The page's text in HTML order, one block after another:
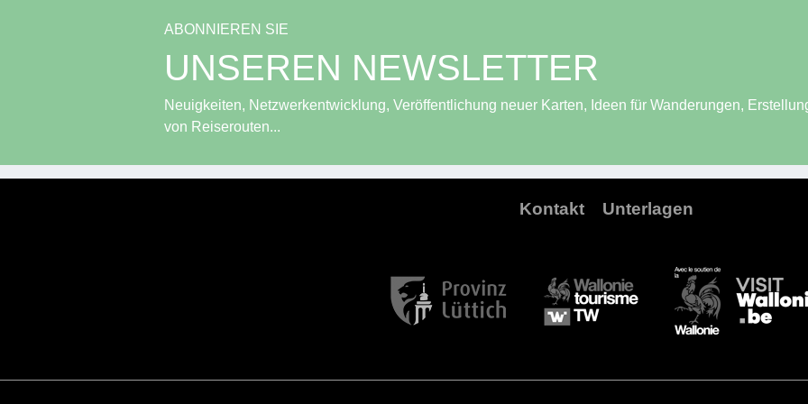
ABONNIEREN SIE
UNSEREN NEWSLETTER
Neuigkeiten, Netzwerkentwicklung, Veröffentlichung neuer Karten, Ideen für Wanderungen,
von Reiserouten...
Kontakt Unterlagen